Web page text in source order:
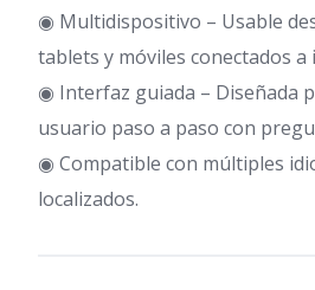
◉ Multidispositivo – Usable
tablets y móviles conectados a
◉ Interfaz guiada – Diseñada
usuario paso a paso con
◉ Compatible con múltiples
localizados.